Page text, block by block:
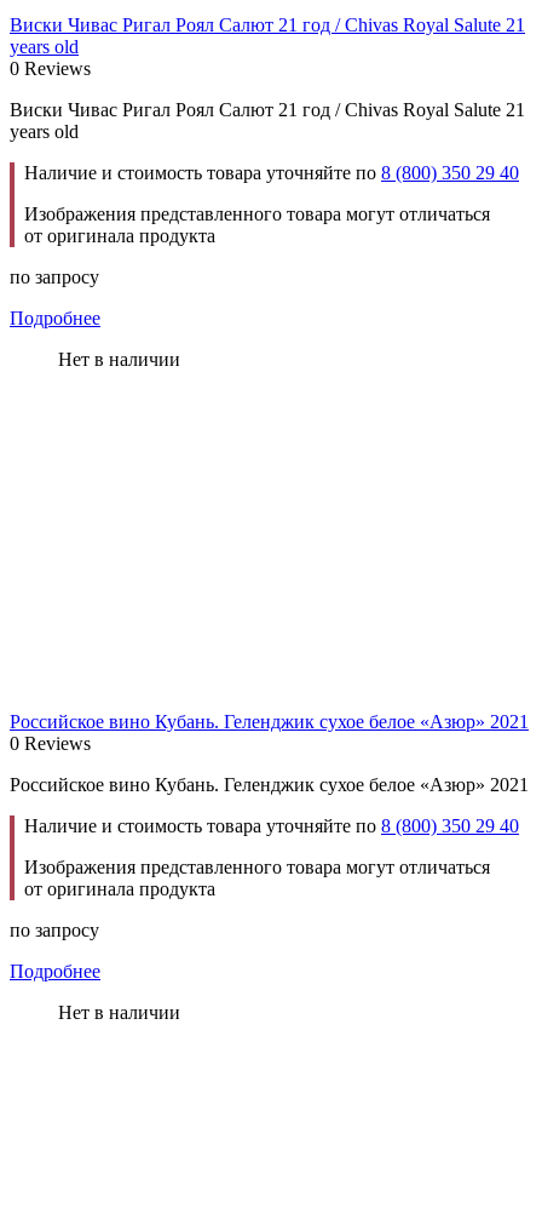
Виски Чивас Ригал Роял Салют 21 год / Chivas Royal Salute 21
years old
0 Reviews
Виски Чивас Ригал Роял Салют 21 год / Chivas Royal Salute 21
years old
Наличие и стоимость товара уточняйте по 8 (800) 350 29 40
Изображения представленного товара могут отличаться
от оригинала продукта
по запросу
Подробнее
Нет в наличии
Российское вино Кубань. Геленджик сухое белое «Азюр» 2021
0 Reviews
Российское вино Кубань. Геленджик сухое белое «Азюр» 2021
Наличие и стоимость товара уточняйте по 8 (800) 350 29 40
Изображения представленного товара могут отличаться
от оригинала продукта
по запросу
Подробнее
Нет в наличии